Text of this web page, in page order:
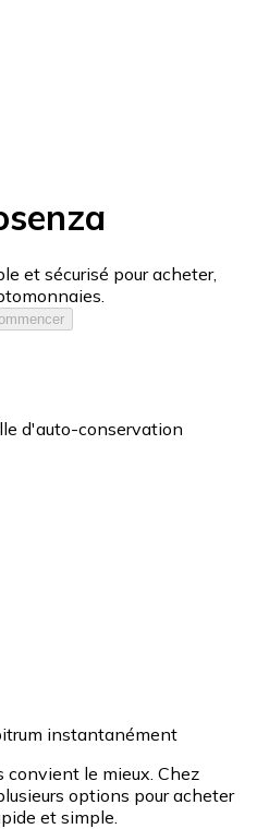
et sécurisé pour acheter,
d'auto-conservation
instantanément
convient le mieux. Chez
options pour acheter
et simple.